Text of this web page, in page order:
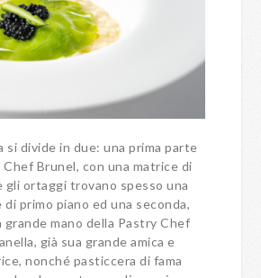
si divide in due: una prima parte
Brunel, con una matrice di
gli ortaggi trovano spesso una
di primo piano ed una seconda,
grande mano della Pastry Chef
già sua grande amica e
nonché pasticcera di fama